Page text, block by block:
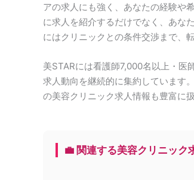
アの求人にも強く、あなたの経験や
に求人を紹介するだけでなく、あな
にはクリニックとの条件交渉まで、
美STARには看護師7,000名以上・医
求人動向を継続的に集約しています
の美容クリニック求人情報も豊富に
💼 関連する美容クリニック